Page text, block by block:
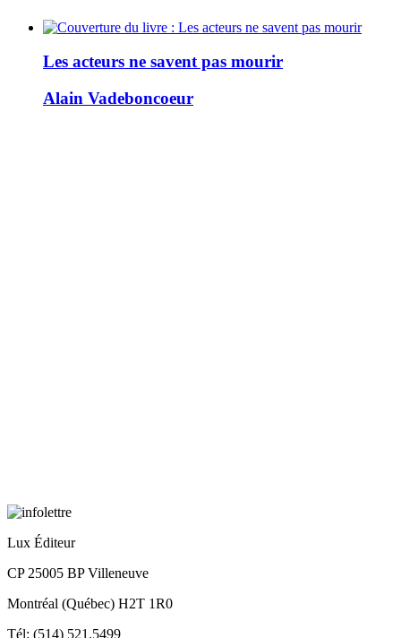
Les acteurs ne savent pas mourir
Alain Vadeboncoeur
Lux Éditeur
CP 25005 BP Villeneuve
Montréal (Québec) H2T 1R0
Tél: (514) 521.5499